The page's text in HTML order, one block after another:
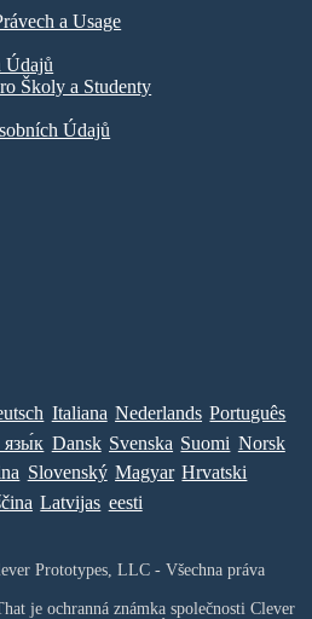
a Usage
Údajů
Školy a Studenty
Údajů
Italiana Nederlands Português
язы́к Dansk Svenska Suomi Norsk
Slovenský Magyar Hrvatski
Latvijas eesti
Prototypes, LLC - Všechna práva
je ochranná známka společnosti Clever